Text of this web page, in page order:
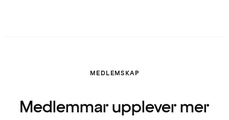
MEDLEMSKAP
Medlemmar upplever mer